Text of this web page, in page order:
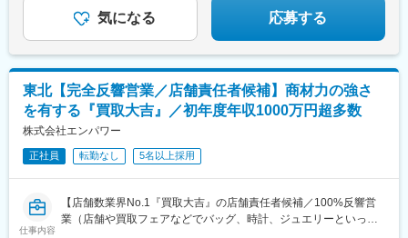
気になる 応募する
東北【完全反響営業／店舗責任者候補】商材力の強さ
を有する『買取大吉』／初年度年収1000万円超多数
株式会社エンパワー
正社員 転勤なし 5名以上採用
仕事内容
【店舗数業界No.1『買取大吉』の店舗責任者候補／100%反響営
業（店舗や買取フェアなどでバッグ、時計、ジュエリーといった